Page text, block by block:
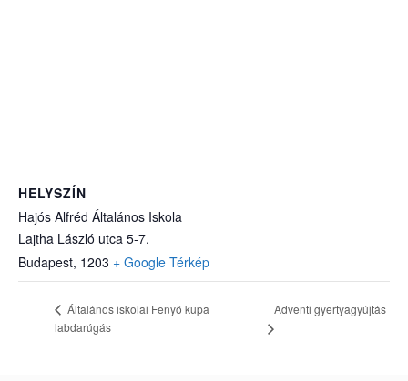
HELYSZÍN
Hajós Alfréd Általános Iskola
Lajtha László utca 5-7.
Budapest, 1203 + Google Térkép
Általános iskolai Fenyő kupa
labdarúgás
Adventi gyertyagyújtás